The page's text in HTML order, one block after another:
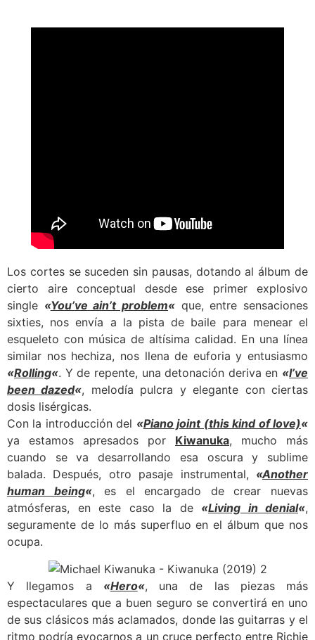
Los cortes se suceden sin pausas, dotando al álbum de
cierto aire conceptual desde ese primer explosivo
single «You’ve ain’t problem« que, entre sensaciones
sixties, nos envía a la pista de baile para menear el
esqueleto con música de altísima calidad. En una línea
similar nos hechiza, nos llena de euforia y entusiasmo
«Rolling«. Y de repente, una detonación deriva en «I’ve
been dazed«, melodía pulcra y elegante con ciertas
dosis lisérgicas.
Con la introducción del «Piano joint (this kind of love)«
ya estamos apresados por Kiwanuka, mucho más
cuando se va desarrollando esa oscura y sublime
balada. Después, otro pasaje instrumental, «Another
human being«, es el encargado de crear nuevas
atmósferas, en este caso la de «Living in denial«,
seguramente de lo más superfluo en el álbum que nos
ocupa.
Y llegamos a «Hero«, una de las piezas más
espectaculares que a buen seguro se convertirá en uno
de sus clásicos más aclamados, donde las guitarras y el
ritmo podría evocarnos a un cruce perfecto entre Richie